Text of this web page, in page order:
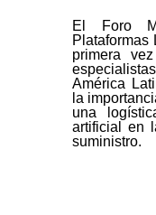
El Foro
Plataformas
primera
América
la
una
artificial en
suministro.